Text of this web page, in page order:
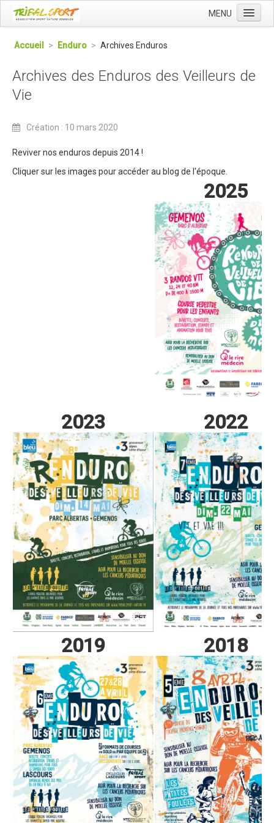
MENU
L'Association Tribal
Le Club Tribal VTT
Le Team Tribal
Gérer votre abonnement
Contacter le Club
Enduro
Edition 2025
Blog 2025
Partenaires 2025
Affiche 2025
Règlement 2025
Programme 2025
Plans des parcours 2025
Photos / Vidéos 2025
Archives Enduros
Edition 2024
Blog 2024
Inscriptions 2024
Affiche 2024
Communiqué de presse 2024
Partenaires 2024
Règlement 2024
Plans des parcours 2024
Accueil > Enduro > Archives Enduros
Archives des Enduros des Veilleurs de
Vie
Création : 10 mars 2020
Reviver nos enduros depuis 2014 !
Cliquer sur les images pour accéder au blog de l'époque.
2025
2023 2022
2019 2018